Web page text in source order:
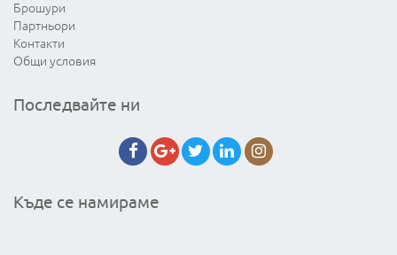
Брошури
Партньори
Контакти
Общи условия
Последвайте ни
Къде се намираме